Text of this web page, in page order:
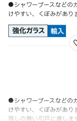
●シャワーブースなどの
けやすい、くぼみがあり
●シャワーブースなどの
けやすい、くぼみがあ
残しの無い引戸に適しま